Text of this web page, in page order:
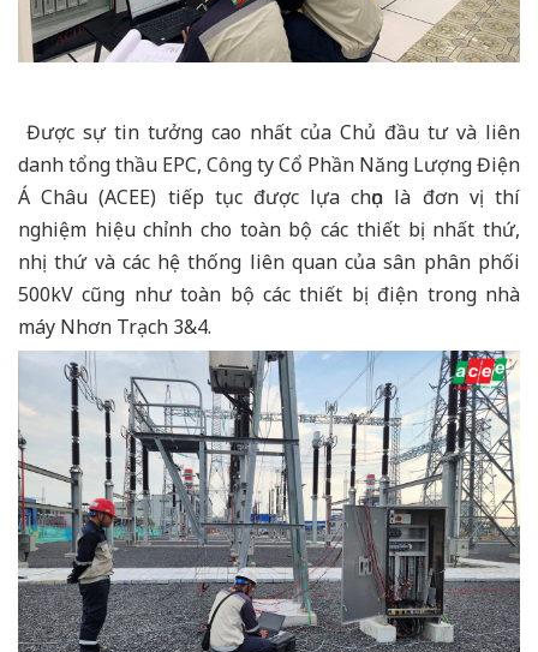
Được sự tin tưởng cao nhất của Chủ đầu tư và liên
danh tổng thầu EPC, Công ty Cổ Phần Năng Lượng Điện
Á Châu (ACEE) tiếp tục được lựa chọn là đơn vị thí
nghiệm hiệu chỉnh cho toàn bộ các thiết bị nhất thứ,
nhị thứ và các hệ thống liên quan của sân phân phối
500kV cũng như toàn bộ các thiết bị điện trong nhà
máy Nhơn Trạch 3&4.